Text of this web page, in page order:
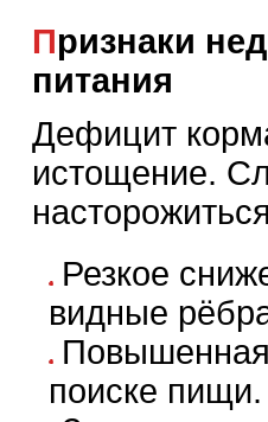
Признаки недостаточного
питания
Дефицит
истощение.
Резкое
видные
Повышенная
поиске пищи.